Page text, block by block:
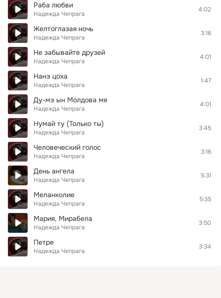
Раба любви
Надежда Чепрага
4:02
Желтоглазая ночь
Надежда Чепрага
3:16
Не забывайте друзей
Надежда Чепрага
4:01
Нанэ цоха
Надежда Чепрага
1:47
Ду-мэ ын Молдова мя
Надежда Чепрага
4:01
Нумай ту (Только ты)
Надежда Чепрага
3:45
Человеческий голос
Надежда Чепрага
3:16
День ангела
Надежда Чепрага
5:31
Меланколие
Надежда Чепрага
5:35
Мария, Мирабела
Надежда Чепрага
3:50
Петре
Надежда Чепрага
3:34